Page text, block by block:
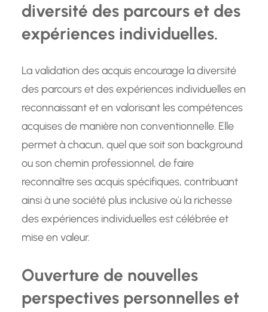
diversité des parcours et des
expériences individuelles.
La validation des acquis encourage la diversité
des parcours et des expériences individuelles en
reconnaissant et en valorisant les compétences
acquises de manière non conventionnelle. Elle
permet à chacun, quel que soit son background
ou son chemin professionnel, de faire
reconnaître ses acquis spécifiques, contribuant
ainsi à une société plus inclusive où la richesse
des expériences individuelles est célébrée et
mise en valeur.
Ouverture de nouvelles
perspectives personnelles et